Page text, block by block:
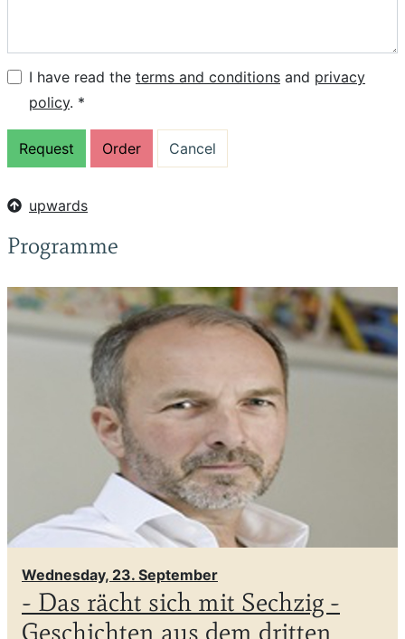
I have read the terms and conditions and privacy
policy. *
upwards
Programme
Wednesday, 23. September
- Das rächt sich mit Sechzig -
Geschichten aus dem dritten